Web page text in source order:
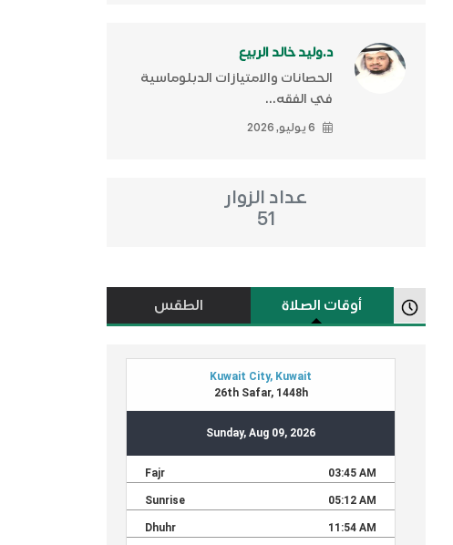
د.وليد خالد الربيع
الحصانات والامتيازات الدبلوماسية
في الفقه...
6 يوليو, 2026
عداد الزوار
51
أوقات الصلاة الطقس